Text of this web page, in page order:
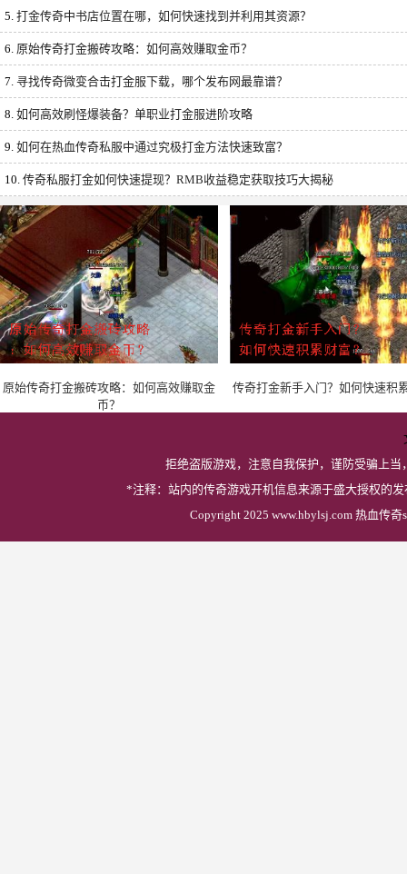
5. 打金传奇中书店位置在哪，如何快速找到并利用其资源？
6. 原始传奇打金搬砖攻略：如何高效赚取金币？
7. 寻找传奇微变合击打金服下载，哪个发布网最靠谱？
8. 如何高效刷怪爆装备？单职业打金服进阶攻略
9. 如何在热血传奇私服中通过究极打金方法快速致富？
10. 传奇私服打金如何快速提现？RMB收益稳定获取技巧大揭秘
原始传奇打金搬砖攻略：如何高效赚取金
币？
传奇打金新手入门？如何快速积
拒绝盗版游戏，注意自我保护，谨防受骗上
*注释：站内的传奇游戏开机信息来源于盛大授权的
Copyright 2025 www.hbylsj.com 热血传